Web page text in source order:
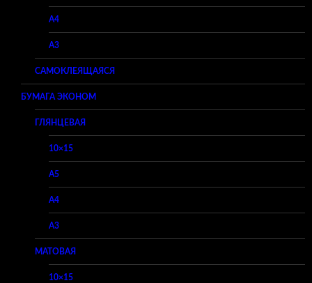
A4
A3
САМОКЛЕЯЩАЯСЯ
БУМАГА ЭКОНОМ
ГЛЯНЦЕВАЯ
10×15
A5
A4
A3
МАТОВАЯ
10×15